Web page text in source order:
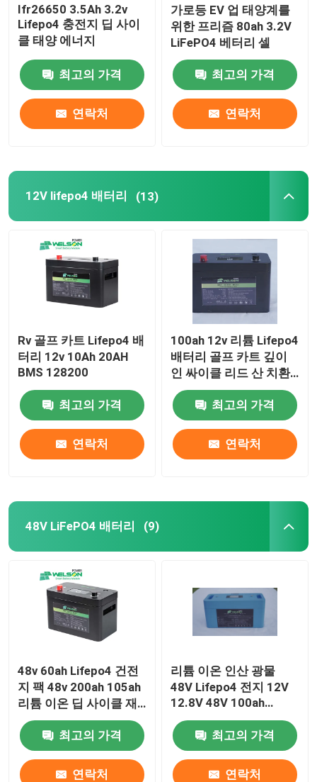
Ifr26650 3.5Ah 3.2v
Lifepo4 충전지 딥 사이
클 태양 에너지
최고의 가격
연락처
가로등 EV 업 태양계를
위한 프리즘 80ah 3.2V
LiFePO4 베터리 셀
최고의 가격
연락처
12V lifepo4 배터리 (13)
Rv 골프 카트 Lifepo4 배
터리 12v 10Ah 20AH
BMS 128200
최고의 가격
연락처
100ah 12v 리튬 Lifepo4
배터리 골프 카트 깊이
인 싸이클 리드 산 치환
계
최고의 가격
연락처
48V LiFePO4 배터리 (9)
48v 60ah Lifepo4 건전
지 팩 48v 200ah 105ah
리튬 이온 딥 사이클 재
충전이 가능한 RV
최고의 가격
연락처
리튬 이온 인산 광물
48V Lifepo4 전지 12V
12.8V 48V 100ah
400ah 최고의 가격
연락처